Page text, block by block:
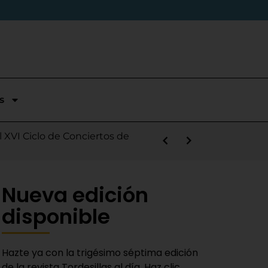
temporada en Segunda
Nieves
Ciclo de Conciertos de
sábado
la salida de Víctor Alonso
Fiestas del Novillo
Bravas y logra un puesto
adaptado a la actualidad»
Nueva edición
disponible
Hazte ya con la trigésimo séptima edición